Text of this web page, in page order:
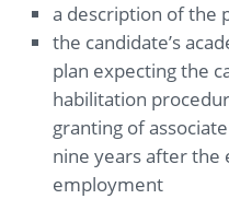
a description of the
the candidate’s
plan expecting the
habilitation
granting of
nine years after the
employment